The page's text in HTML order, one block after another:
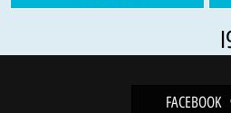
FACEBOOK